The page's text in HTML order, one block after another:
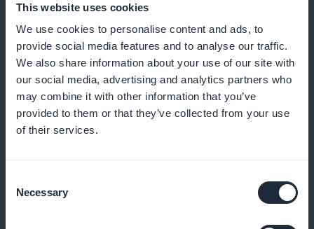
This website uses cookies
We use cookies to personalise content and ads, to
provide social media features and to analyse our traffic.
We also share information about your use of our site with
our social media, advertising and analytics partners who
may combine it with other information that you’ve
provided to them or that they’ve collected from your use
of their services.
Selection
Necessary
Lojalitetsprogram for kundene dine
Belønn dine lojale kunder med eksklusive fordeler og
belønninger
Eksklusivt medlemskort